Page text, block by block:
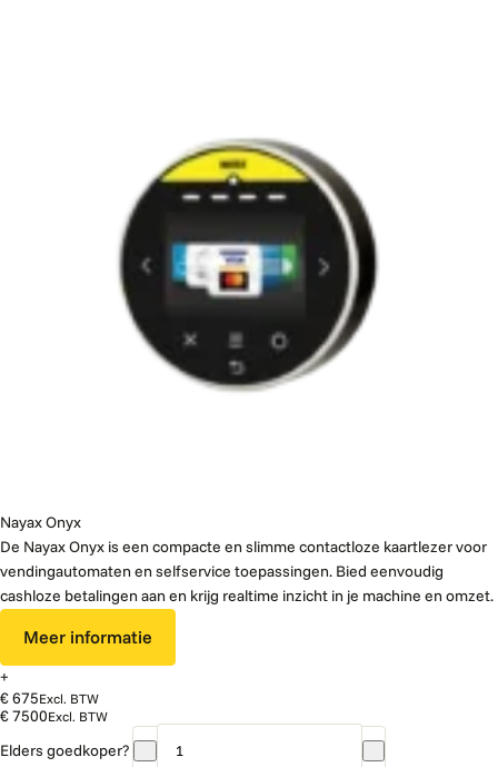
Nayax Onyx
De Nayax Onyx is een compacte en slimme contactloze kaartlezer voor
vendingautomaten en selfservice toepassingen. Bied eenvoudig
cashloze betalingen aan en krijg realtime inzicht in je machine en omzet.
Meer informatie
+
€ 675Excl. BTW
€ 7500Excl. BTW
Elders goedkoper?
Crane